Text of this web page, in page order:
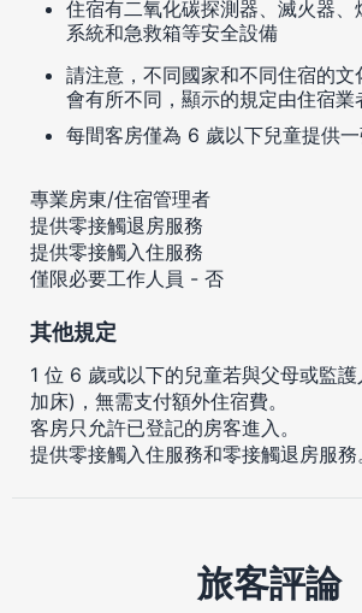
住宿有二氧化碳探測器、滅火器、
系統和急救箱等安全設備
請注意，不同國家和不同住宿的文
會有所不同，顯示的規定由住宿業
每間客房僅為 6 歲以下兒童提供一
專業房東/住宿管理者
提供零接觸退房服務
提供零接觸入住服務
僅限必要工作人員 - 否
其他規定
1 位 6 歲或以下的兒童若與父母或監
加床)，無需支付額外住宿費。
客房只允許已登記的房客進入。
提供零接觸入住服務和零接觸退房服務
旅客評論